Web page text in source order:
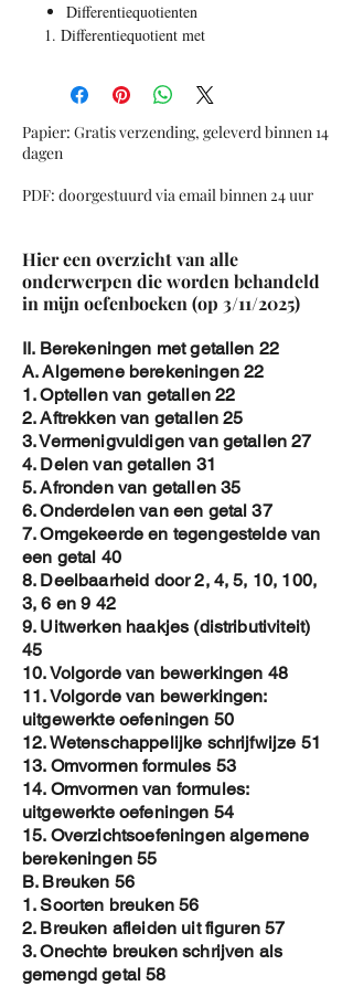
Differentiequotienten
1. Differentiequotient met
2. Differentiequotient met waardentabel
3. Differentiequotient met grafiek
Afgeleide in een punt
2. Afgeleiden van goniometrische functies
5. Afgeleiden van wortelfuncties of
irrationale functies
Berekeningen met afgeleiden
1. Productregel bij afgeleiden
2. Quotientregel bij afgeleiden
3. Afgeleiden met kettingregel
Overzichtsoefeningen Afgeleiden
Extrema met afgeleiden
1. Maxima /minima van veeltermfuncties
2. Maxima en Minima Rationale Functies
3. Stijgen en dalen van veeltermfuncties
4. Raaklijnen
Overzichtsoefeningen Raaklijnen
Hogere afgeleiden
Buigpunten van een functie
Bol en Hol / Convex en ..
Om de PDF te verkrijgen :
1. Koop de cover aan
2. Na betaling , stuur een email naar
Jozef.aerts@proximus.be
3. In de mail , vermeld de naam van de
persoon die wilt gebruik maken van het
E-book
4. In de PDF file voeg ik de naam dan toe
aan
a. het watermerk
b. de hoofding op elke pagina
c. op de eerste pagina
5. Dan stuur ik je je gepersonaliseerde
copy op met email
Papier: Gratis verzending, geleverd binnen 14
dagen
PDF: doorgestuurd via email binnen 24 uur
Hier een overzicht van alle
onderwerpen die worden behandeld
in mijn oefenboeken (op 3/11/2025)
II. Berekeningen met getallen 22
A. Algemene berekeningen 22
1. Optellen van getallen 22
2. Aftrekken van getallen 25
3. Vermenigvuldigen van getallen 27
4. Delen van getallen 31
5. Afronden van getallen 35
6. Onderdelen van een getal 37
7. Omgekeerde en tegengestelde van
een getal 40
8. Deelbaarheid door 2, 4, 5, 10, 100,
3, 6 en 9 42
9. Uitwerken haakjes (distributiviteit)
45
10. Volgorde van bewerkingen 48
11. Volgorde van bewerkingen:
uitgewerkte oefeningen 50
12. Wetenschappelijke schrijfwijze 51
13. Omvormen formules 53
14. Omvormen van formules:
uitgewerkte oefeningen 54
15. Overzichtsoefeningen algemene
berekeningen 55
B. Breuken 56
1. Soorten breuken 56
2. Breuken afleiden uit figuren 57
3. Onechte breuken schrijven als
gemengd getal 58